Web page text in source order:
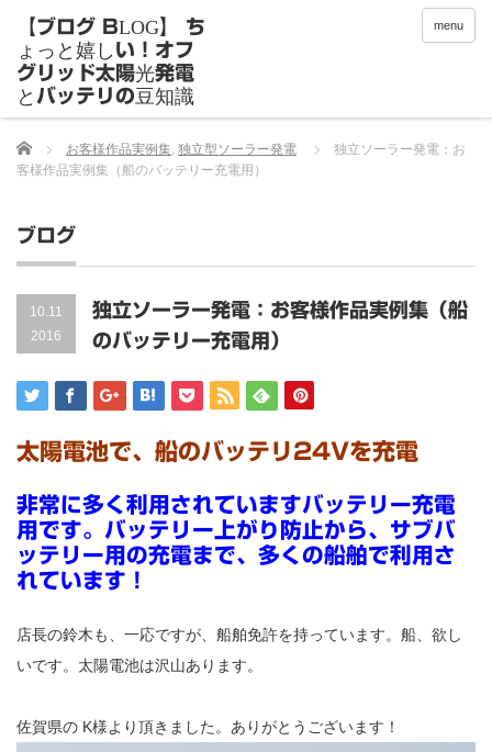
menu
Home お客様作品実例集, 独立型ソーラー発電
独立ソーラー発電：お
客様作品実例集（船のバッテリー充電用）
ブログ
10.11
2016
独立ソーラー発電：お客様作品実例集（船
のバッテリー充電用）
太陽電池で、船のバッテリ24Vを充電
非常に多く利用されていますバッテリー充電
用です。バッテリー上がり防止から、サブバ
ッテリー用の充電まで、多くの船舶で利用さ
れています！
店長の鈴木も、一応ですが、船舶免許を持っています。船、欲し
いです。太陽電池は沢山あります。
佐賀県の K様より頂きました。ありがとうございます！